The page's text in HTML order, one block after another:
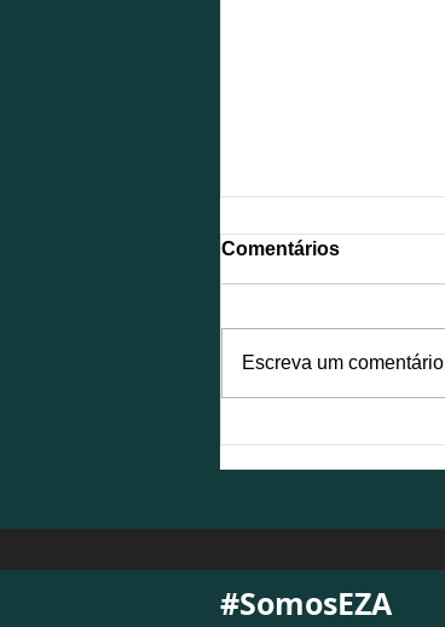
Comentários
Escreva um comentário
#SomosEZA